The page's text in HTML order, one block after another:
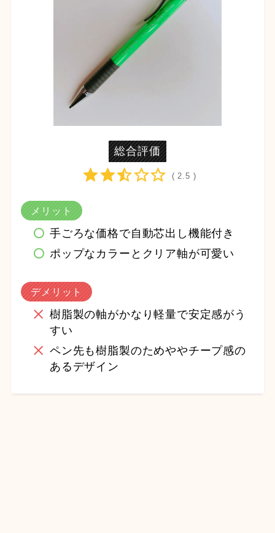
総合評価
( 2.5 )
メリット
手ごろな価格で自動芯出し機能付き
ポップなカラーとクリア軸が可愛い
デメリット
樹脂製の軸がかなり軽量で安定感がう
すい
ペン先も樹脂製のためややチープ感の
あるデザイン